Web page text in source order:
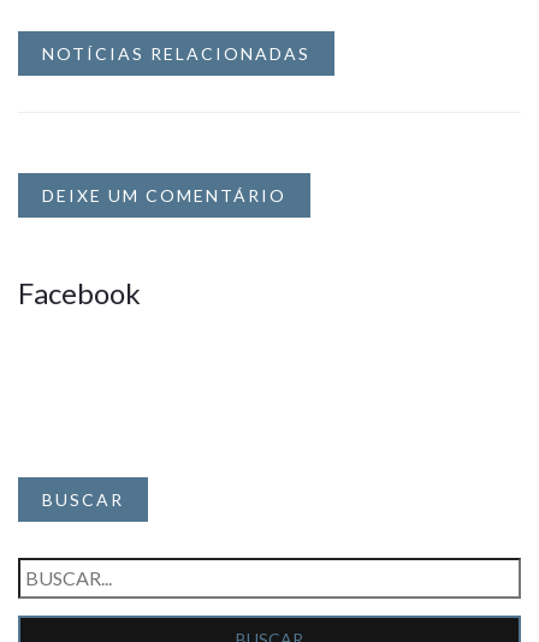
NOTÍCIAS RELACIONADAS
DEIXE UM COMENTÁRIO
Facebook
BUSCAR